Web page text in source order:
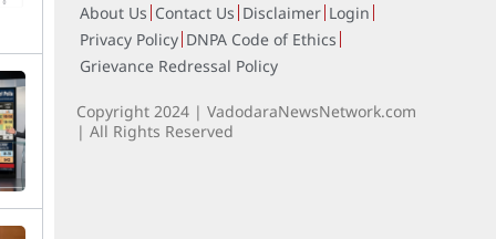
About Us Contact Us Disclaimer Login
Privacy Policy DNPA Code of Ethics
Grievance Redressal Policy
Copyright 2024 | VadodaraNewsNetwork.com
| All Rights Reserved